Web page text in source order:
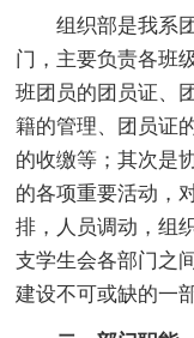
组织部是我系
门，主要负责各班
班团员的团员证、
籍的管理、团员证
的收缴等；其次是
的各项重要活动，
排，人员调动，组
支学生会各部门之
建设不可或缺的一